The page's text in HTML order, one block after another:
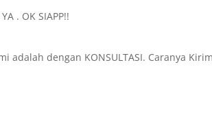
. OK SIAPP!!
adalah dengan KONSULTASI. Caranya